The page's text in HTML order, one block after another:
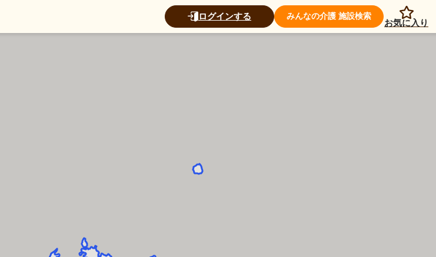
ログインする みんなの介護 施設検索
お気に入り